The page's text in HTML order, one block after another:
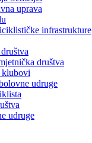
uprava
infrastrukture
društva
klubovi
udruge
udruge